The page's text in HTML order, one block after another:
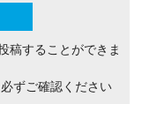
稿することができま
ずご確認ください